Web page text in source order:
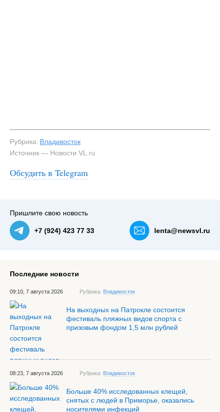
Рубрика: Владивосток
Источник — Новости VL.ru
Обсудить в Telegram
Пришлите свою новость
+7 (924) 423 77 33 lenta@newsvl.ru
Последние новости
09:10, 7 августа 2026 Рубрика: Владивосток
На выходных на Патрокле состоится
фестиваль пляжных видов спорта с
призовым фондом 1,5 млн рублей
08:23, 7 августа 2026 Рубрика: Владивосток
Больше 40% исследованных клещей,
снятых с людей в Приморье, оказались
носителями инфекций